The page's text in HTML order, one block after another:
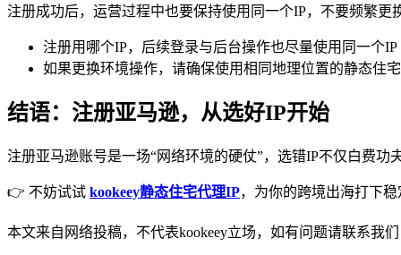
注册成功后，运营过程中也要保持使用同一个IP，不要频繁更
注册用哪个IP，后续登录与后台操作也尽量使用同一个IP
如果更换环境操作，请确保使用相同地理位置的静态住
结语：注册亚马逊，从选好IP开始
注册亚马逊账号是一场“网络环境的硬仗”，选错IP不仅白费
👉 不妨试试 kookeey静态住宅代理IP，为你的跨境出海打下
本文来自网络投稿，不代表kookeey立场，如有问题请联系我们